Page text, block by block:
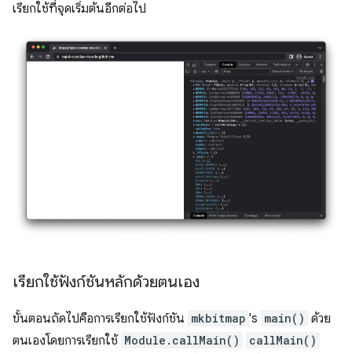
เรียกใช้ที่จุดเริ่มต้นอีกต่อไป
เรียกใช้ฟังก์ชันหลักด้วยตนเอง
ขั้นตอนถัดไปคือการเรียกใช้ฟังก์ชัน mkbitmap 's main() ด้วย
ตนเองโดยการเรียกใช้ Module.callMain() callMain()